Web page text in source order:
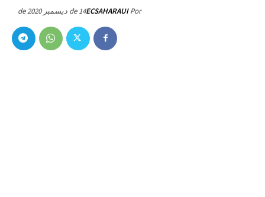
Por
ECSAHARAUI14 de ديسمبر de 2020